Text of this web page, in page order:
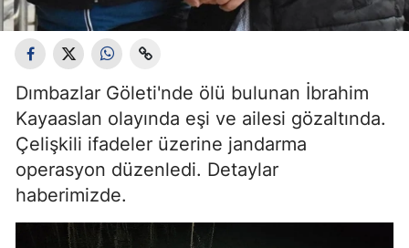
Dımbazlar Göleti'nde ölü bulunan İbrahim
Kayaaslan olayında eşi ve ailesi gözaltında.
Çelişkili ifadeler üzerine jandarma
operasyon düzenledi. Detaylar
haberimizde.